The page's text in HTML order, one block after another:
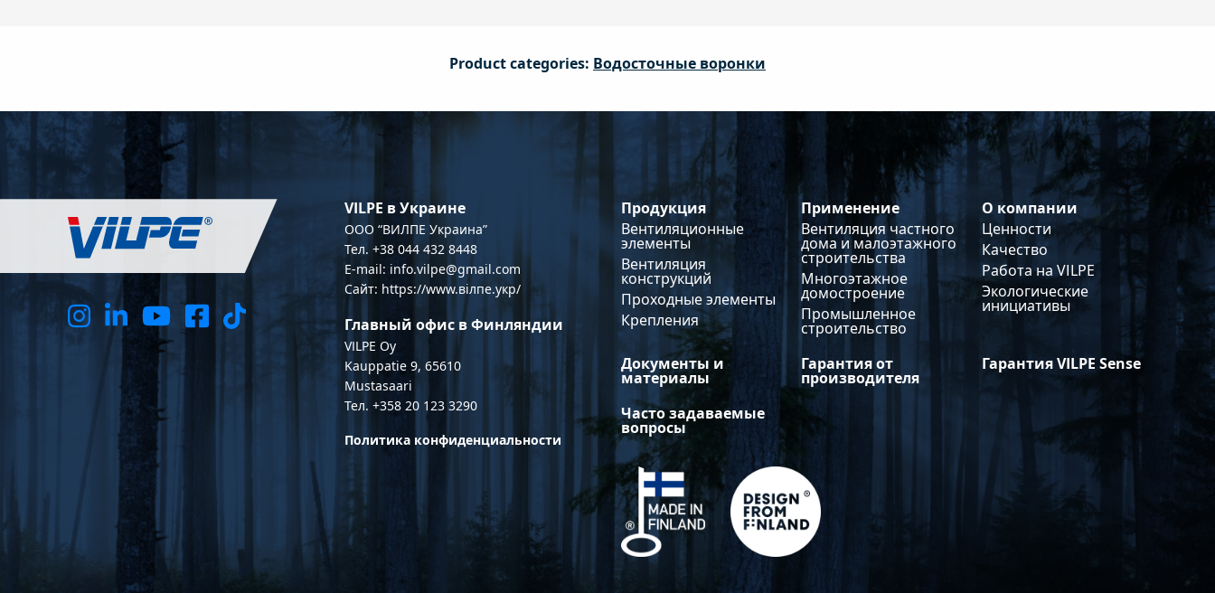
Product categories: Водосточные воронки
VILPE в Украине
OOO “ВИЛПЕ Украина”
Тел. +38 044 432 8448
E-mail: info.vilpe@gmail.com
Сайт: https://www.вілпе.укр/
Главный офис в Финляндии
VILPE Oy
Kauppatie 9, 65610
Mustasaari
Тел. +358 20 123 3290
Политика конфиденциальности
Продукция
Вентиляционные
элементы
Вентиляция
конструкций
Проходные элементы
Крепления
Применение
Вентиляция частного
дома и малоэтажного
строительства
Многоэтажное
домостроение
Промышленное
строительство
О компании
Ценности
Качество
Работа на VILPE
Экологические
инициативы
Документы и
материалы
Гарантия от
производителя
Гарантия VILPE Sense
Часто задаваемые
вопросы